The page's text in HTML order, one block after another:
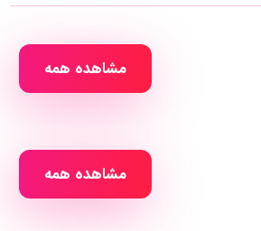
مشاهده همه
مشاهده همه